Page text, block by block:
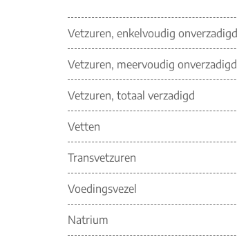
Vetzuren, enkelvoudig onverzadigd
Vetzuren, meervoudig onverzadigd
Vetzuren, totaal verzadigd
Vetten
Transvetzuren
Voedingsvezel
Natrium